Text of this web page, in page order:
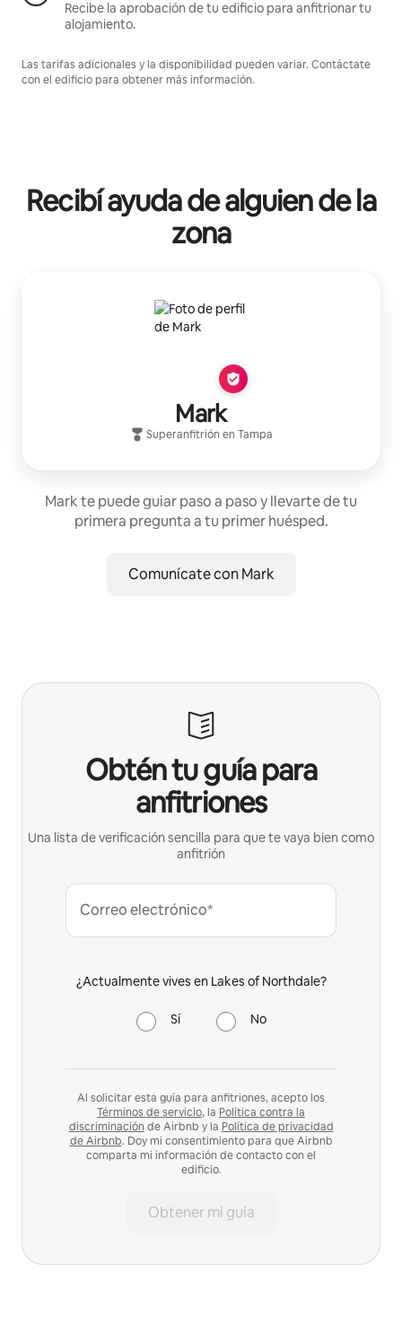
Recibe la aprobación de tu edificio para anfitrionar tu
alojamiento.
Las tarifas adicionales y la disponibilidad pueden variar. Contáctate
con el edificio para obtener más información.
Recibí ayuda de alguien de la
zona
Mark
Superanfitrión en Tampa
Mark te puede guiar paso a paso y llevarte de tu
primera pregunta a tu primer huésped.
Comunícate con Mark
Obtén tu guía para
anfitriones
Una lista de verificación sencilla para que te vaya bien como
anfitrión
Correo electrónico*
¿Actualmente vives en Lakes of Northdale?
Sí No
Al solicitar esta guía para anfitriones, acepto los
Términos de servicio, la Política contra la
discriminación de Airbnb y la Política de privacidad
de Airbnb. Doy mi consentimiento para que Airbnb
comparta mi información de contacto con el
edificio.
Obtener mi guía